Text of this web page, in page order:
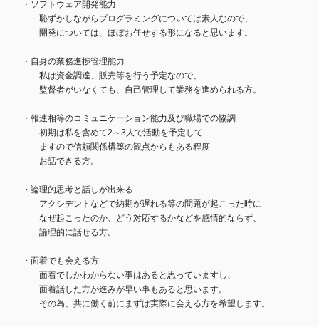
・ソフトウェア開発能力
恥ずかしながらプログラミングについては素人なので、
開発については、ほぼお任せする形になると思います。
・自身の業務進捗管理能力
私は資金調達、販売等を行う予定なので、
監督者がいなくても、自己管理して業務を進められる方。
・報連相等のコミュニケーション能力及び職場での協調
初期は私を含めて2～3人で活動を予定して
ますので信頼関係構築の観点からもある程度
お話できる方。
・論理的思考と話しが出来る
アクシデントなどで納期が遅れる等の問題が起こった時に
なぜ起こったのか、どう対応するかなどを感情的ならず、
論理的に話せる方。
・面着でも会える方
面着でしかわからない事はあると思っていますし、
面着話した方が進みが早い事もあると思います。
その為、共に働く前にまずは実際に会える方を希望します。